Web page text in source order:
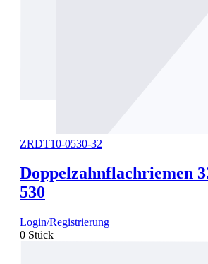
ZRDT10-0530-32
Doppelzahnflachriemen
530
Login/Registrierung
0 Stück